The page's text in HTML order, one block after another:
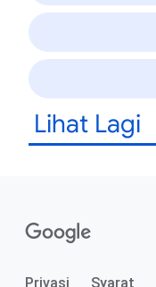
Lihat Lagi
Privasi Syarat